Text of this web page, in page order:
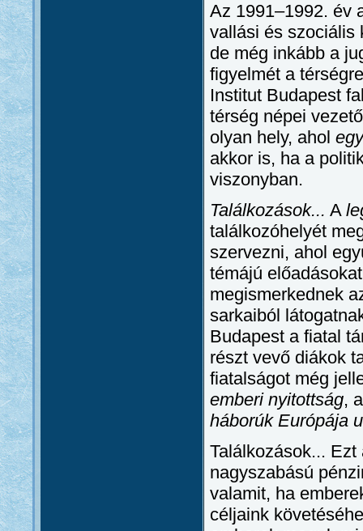
Az 1991–1992. év
vallási és szociális
de még inkább a
figyelmét a
Institut Budapest
térség népei
olyan hely, ahol
akkor is, ha a
viszonyban.
Találkozások... A
találkozóhelyét
szervezni, ahol
témájú
megismerkednek
sarkaiból
Budapest a fiatal
részt vevő diákok
fiatalságot még
emberi nyitottság,
háborúk Európája
Találkozások...
nagyszabású
valamit, ha
céljaink